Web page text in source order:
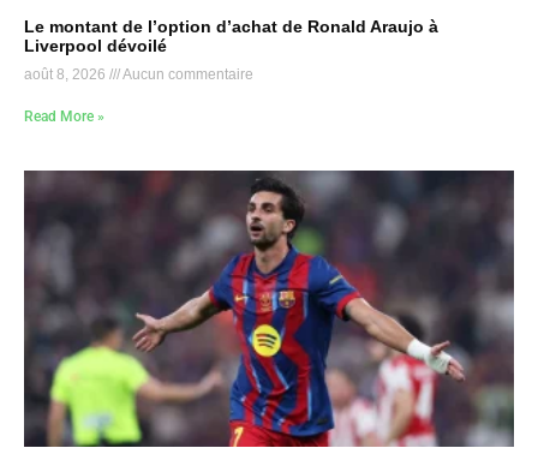
Le montant de l’option d’achat de Ronald Araujo à
Liverpool dévoilé
août 8, 2026 Aucun commentaire
Read More »